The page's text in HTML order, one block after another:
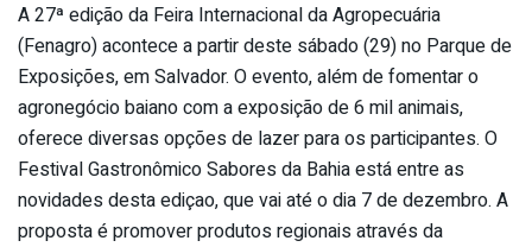
A 27ª edição da Feira Internacional da Agropecuária
(Fenagro) acontece a partir deste sábado (29) no Parque de
Exposições, em Salvador. O evento, além de fomentar o
agronegócio baiano com a exposição de 6 mil animais,
oferece diversas opções de lazer para os participantes. O
Festival Gastronômico Sabores da Bahia está entre as
novidades desta ediçao, que vai até o dia 7 de dezembro. A
proposta é promover produtos regionais através da